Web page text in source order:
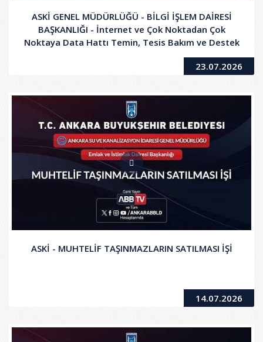
ASKİ GENEL MÜDÜRLÜĞÜ - BİLGİ İŞLEM DAİRESİ
BAŞKANLIĞI - İnternet ve Çok Noktadan Çok
Noktaya Data Hattı Temin, Tesis Bakım ve Destek
23.07.2026
ASKİ - MUHTELİF TAŞINMAZLARIN SATILMASI İŞİ
14.07.2026